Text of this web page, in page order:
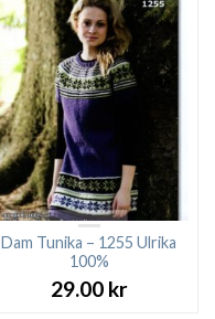
Dam Tunika – 1255 Ulrika
100%
29.00 kr